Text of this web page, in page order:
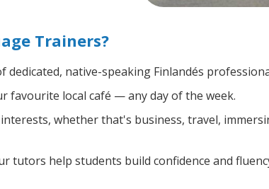
Trainers?
native-speaking Finlandés
favourite local café — any day of the week.
whether that's business, travel,
tutors help students build confidence and